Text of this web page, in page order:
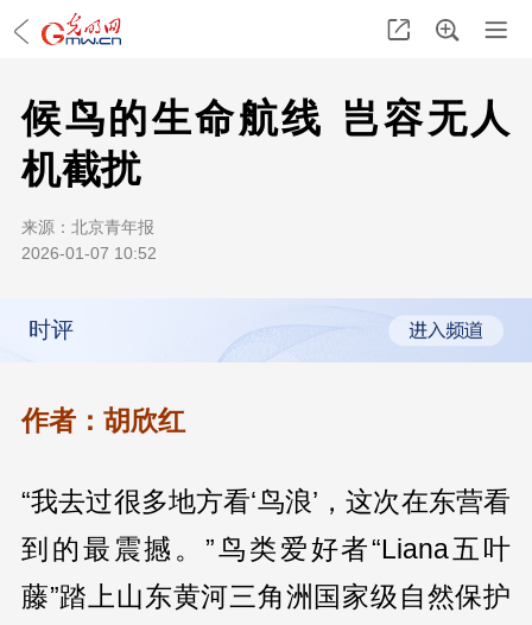
候鸟的生命航线 岂容无人
机截扰
来源： 北京青年报
2026-01-07 10:52
时评
作者：胡欣红
“我去过很多地方看‘鸟浪’，这次在东营看
到的最震撼。”鸟类爱好者“Liana五叶
藤”踏上山东黄河三角洲国家级自然保护